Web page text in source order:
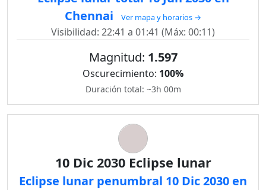
Chennai
Ver mapa y horarios →
Visibilidad: 22:41 a 01:41 (Máx: 00:11)
Magnitud: 1.597
Oscurecimiento: 100%
Duración total: ~3h 00m
10 Dic 2030 Eclipse lunar
Eclipse lunar penumbral 10 Dic 2030 en